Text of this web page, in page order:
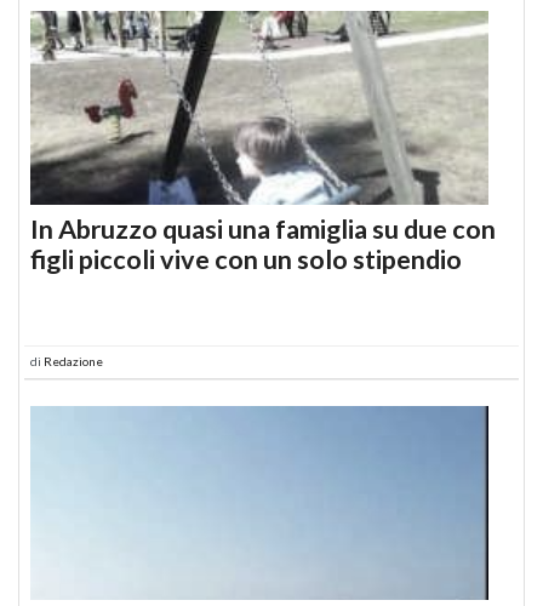
In Abruzzo quasi una famiglia su due con
figli piccoli vive con un solo stipendio
di Redazione